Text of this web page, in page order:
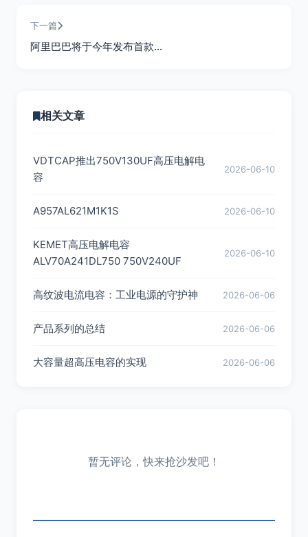
下一篇
阿里巴巴将于今年发布首款…
相关文章
VDTCAP推出750V130UF高压电解电
容
2026-06-10
A957AL621M1K1S 2026-06-10
KEMET高压电解电容
ALV70A241DL750 750V240UF
2026-06-10
高纹波电流电容：工业电源的守护神 2026-06-06
产品系列的总结 2026-06-06
大容量超高压电容的实现 2026-06-06
暂无评论，快来抢沙发吧！